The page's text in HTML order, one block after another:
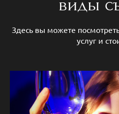
виды
Здесь вы можете
услуг и